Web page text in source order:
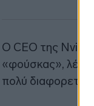
Ο CEO της Nvidia,
«φούσκας»,
πολύ